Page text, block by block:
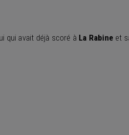
qui avait déjà scoré à La Rabine et